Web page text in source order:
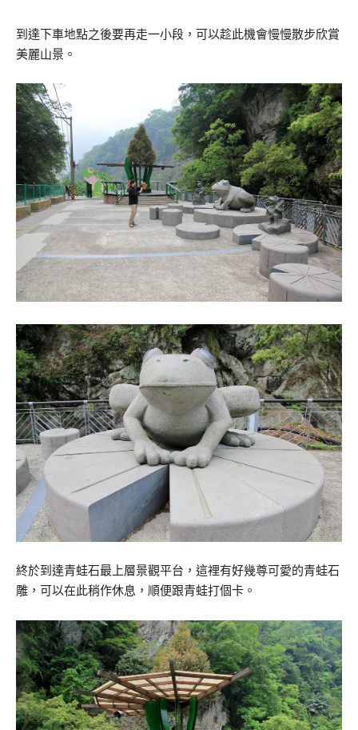
到達下車地點之後要再走一小段，可以趁此機會慢慢散步欣賞
美麗山景。
終於到達青蛙石最上層景觀平台，這裡有好幾尊可愛的青蛙石
雕，可以在此稍作休息，順便跟青蛙打個卡。